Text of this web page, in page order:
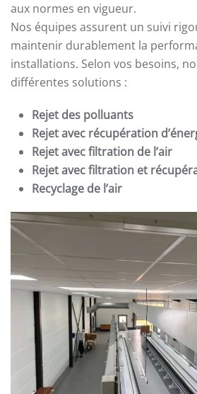
aux normes en vigueur.
Nos équipes assurent un suivi
maintenir durablement la
installations. Selon vos besoins,
différentes solutions :
Rejet des polluants
Rejet avec récupération
Rejet avec filtration de l’air
Rejet avec filtration et
Recyclage de l’air